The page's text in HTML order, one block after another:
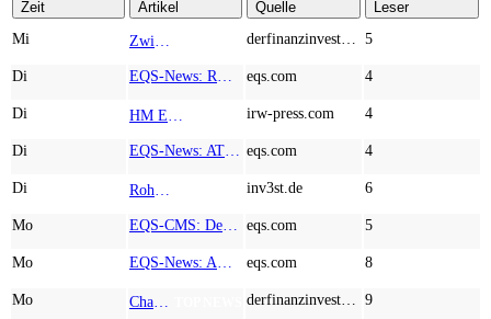
Zeit Artikel Quelle
Leser
Mi
5
Di eqs.com 4
Di irw-press.com 4
Di eqs.com 4
Di inv3st.de 6
Mo eqs.com 5
Mo eqs.com 8
Mo 9